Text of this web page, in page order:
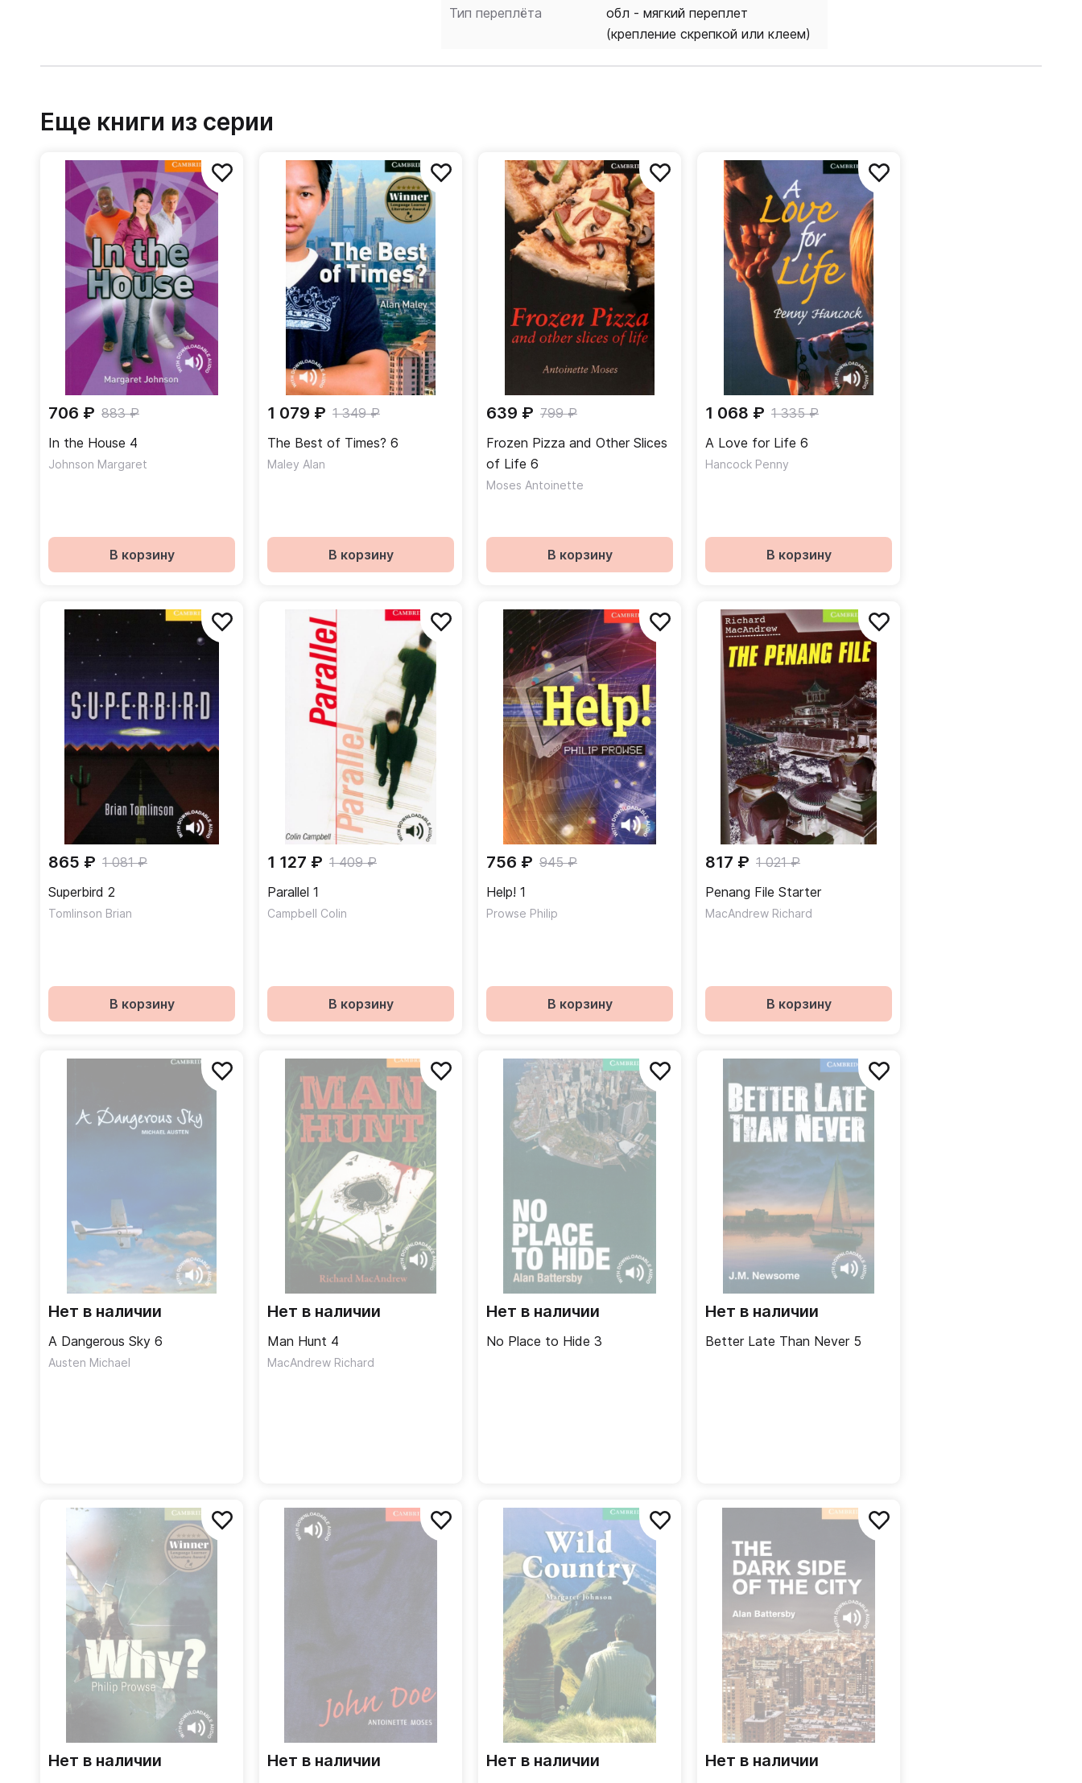
Тип переплёта
обл - мягкий переплет
(крепление скрепкой или клеем)
Еще книги из серии
706 ₽ 883 ₽
In the House 4
Johnson Margaret
В корзину
1 079 ₽ 1 349 ₽
The Best of Times? 6
Maley Alan
В корзину
639 ₽ 799 ₽
Frozen Pizza and Other Slices
of Life 6
Moses Antoinette
В корзину
1 068 ₽ 1 335 ₽
A Love for Life 6
Hancock Penny
В корзину
865 ₽ 1 081 ₽
Superbird 2
Tomlinson Brian
В корзину
1 127 ₽ 1 409 ₽
Parallel 1
Campbell Colin
В корзину
756 ₽ 945 ₽
Help! 1
Prowse Philip
В корзину
817 ₽ 1 021 ₽
Penang File Starter
MacAndrew Richard
В корзину
Нет в наличии
A Dangerous Sky 6
Austen Michael
Нет в наличии
Man Hunt 4
MacAndrew Richard
Нет в наличии
No Place to Hide 3
Нет в наличии
Better Late Than Never 5
Нет в наличии Нет в наличии Нет в наличии Нет в наличии